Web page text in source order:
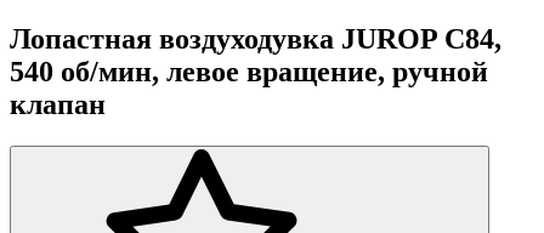
Лопастная воздуходувка JUROP C84,
540 об/мин, левое вращение, ручной
клапан